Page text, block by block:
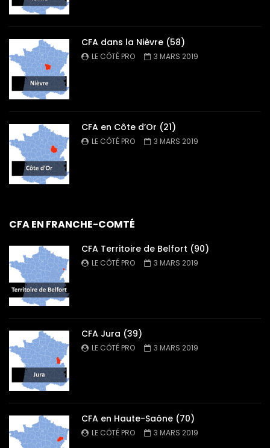
CFA dans la Nièvre (58)
LE CÔTÉ PRO 3 MARS 2019
CFA en Côte d’Or (21)
LE CÔTÉ PRO 3 MARS 2019
CFA EN FRANCHE-COMTÉ
CFA Territoire de Belfort (90)
LE CÔTÉ PRO 3 MARS 2019
CFA Jura (39)
LE CÔTÉ PRO 3 MARS 2019
CFA en Haute-Saône (70)
LE CÔTÉ PRO 3 MARS 2019